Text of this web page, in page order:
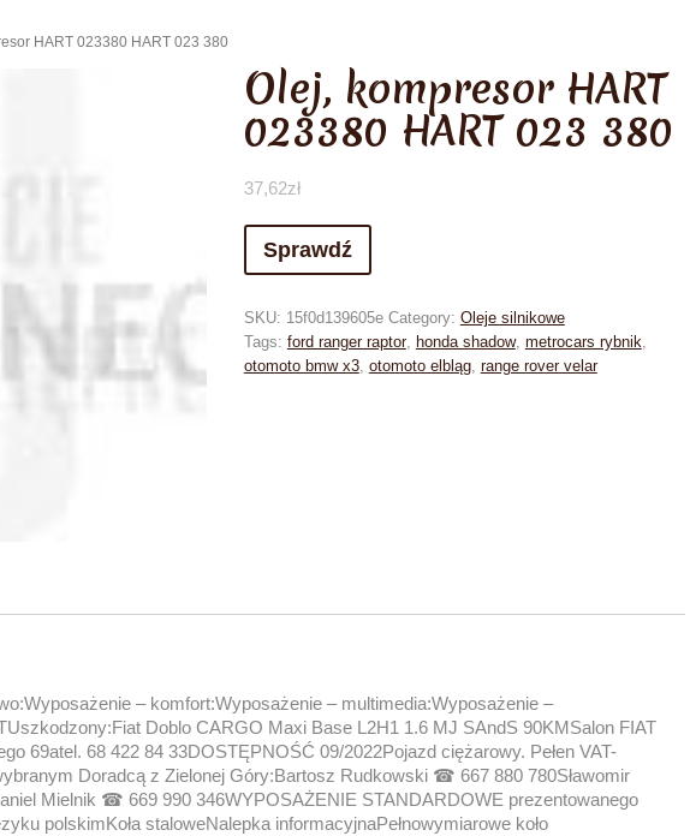
HART 023380 HART 023 380
Olej, kompresor HART
023380 HART 023 380
37,62zł
Sprawdź
SKU: 15f0d139605e Category: Oleje silnikowe
Tags: ford ranger raptor, honda shadow, metrocars rybnik
otomoto bmw x3, otomoto elbląg, range rover velar
– komfort:Wyposażenie – multimedia:Wyposażenie –
Doblo CARGO Maxi Base L2H1 1.6 MJ SAndS 90KMSalon FIAT
69atel. 68 422 84 33DOSTĘPNOŚĆ 09/2022Pojazd ciężarowy. Pełen VAT-
Doradcą z Zielonej Góry:Bartosz Rudkowski ☎ 667 880 780Sławomir
Mielnik ☎ 669 990 346WYPOSAŻENIE STANDARDOWE prezentowanego
polskimKoła staloweNalepka informacyjnaPełnowymiarowe koło